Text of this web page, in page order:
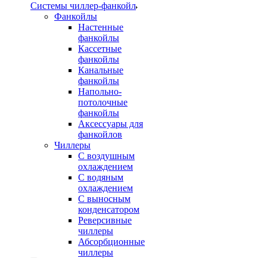
Системы чиллер-фанкойл
Фанкойлы
Настенные
фанкойлы
Кассетные
фанкойлы
Канальные
фанкойлы
Напольно-
потолочные
фанкойлы
Аксессуары для
фанкойлов
Чиллеры
С воздушным
охлаждением
С водяным
охлаждением
С выносным
конденсатором
Реверсивные
чиллеры
Абсорбционные
чиллеры